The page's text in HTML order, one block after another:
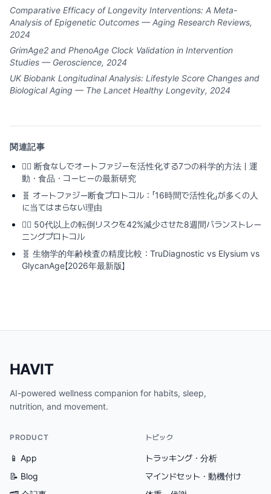
Comparative Efficacy of Longevity Interventions: A Meta-
Analysis of Epigenetic Outcomes — Aging Research Reviews,
2024
GrimAge2 and PhenoAge Clock Validation in Intervention
Studies — Geroscience, 2024
UK Biobank Longitudinal Analysis: Lifestyle Score Changes and
Biological Aging — The Lancet Healthy Longevity, 2024
関連記事
🏃‍♂️ 断食なしでオートファジーを活性化する7つの科学的方法｜運
動・食品・コーヒーの最新研究
🧬 オートファジー断食プロトコル：「16時間で活性化」が多くの人
に当てはまらない理由
🏃‍♂️ 50代以上の転倒リスクを42%減少させた8週間バランストレー
ニングプロトコル
🧬 生物学的年齢検査の精度比較：TruDiagnostic vs Elysium vs
GlycanAge【2026年最新版】
HAVIT
AI-powered wellness companion for habits, sleep,
nutrition, and movement.
PRODUCT
📱 App
📝 Blog
トピック
トラッキング・分析
マインドセット・動機付け